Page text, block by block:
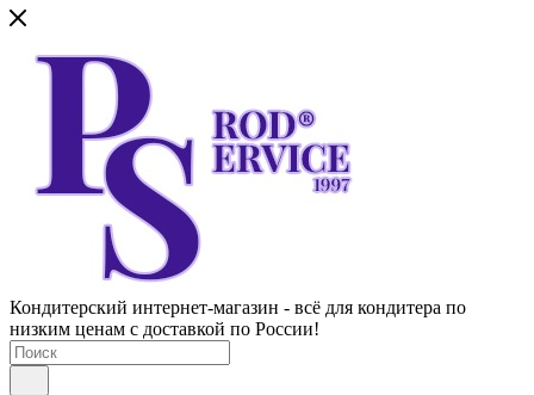
Кондитерский интернет-магазин - всё для кондитера по
низким ценам с доставкой по России!